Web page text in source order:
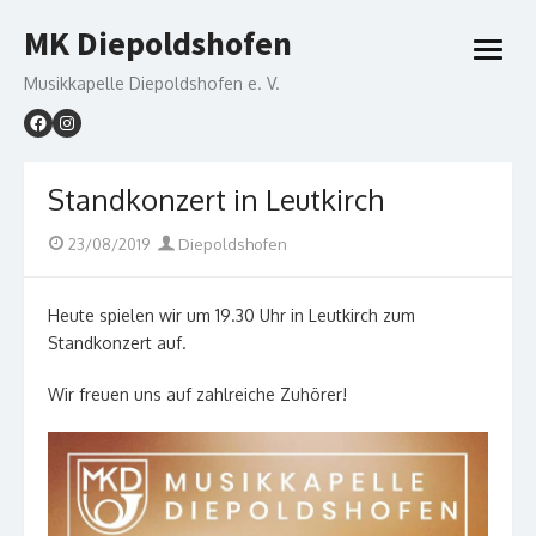
to
MK Diepoldshofen
Musikkapelle Diepoldshofen e. V.
open
Standkonzert in Leutkirch
Posted
23/08/2019 Author
Diepoldshofen
Heute spielen wir um 19.30 Uhr in Leutkirch zum
Standkonzert auf.
Wir freuen uns auf zahlreiche Zuhörer!